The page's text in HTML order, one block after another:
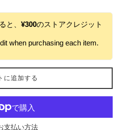
と、 ¥300のストアクレジット
when purchasing each item.
に追加する
支払い方法